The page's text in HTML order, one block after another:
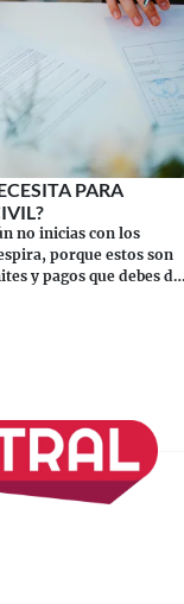
PARA
no inicias con los
porque estos son
y pagos que debes de